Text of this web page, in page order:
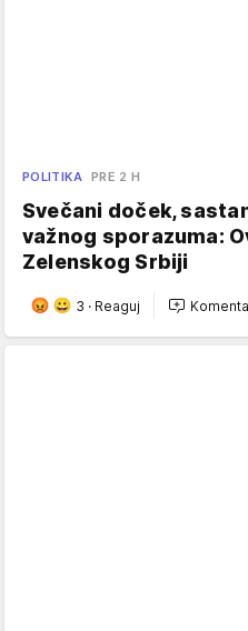
POLITIKA PRE 2 H
Svečani doček,
važnog sporazuma:
Zelenskog Srbiji
3 · Reaguj